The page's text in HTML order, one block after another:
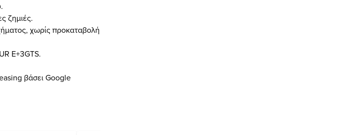
ζημιές.
χωρίς προκαταβολή
E+3GTS.
βάσει Google